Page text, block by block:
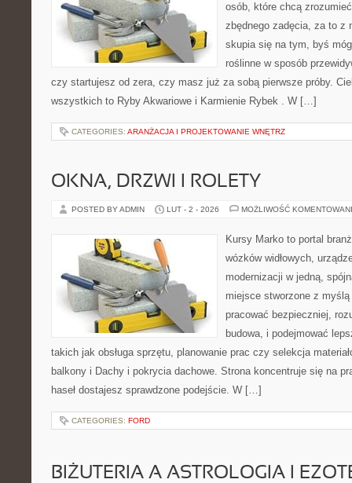
osób, które chcą
zbędnego zadęcia, za to z
skupia się na tym, byś
roślinne w sposób
czy startujesz od zera, czy masz już za sobą pierwsze próby.
wszystkich to Ryby Akwariowe i Karmienie Rybek . W […]
CATEGORIES: ARANŻACJA I PROJEKTOWANIE WNĘTRZ
OKNA, DRZWI I ROLETY
POSTED BY ADMIN LUT - 2 - 2026 MOŻLIWOŚĆ
Kursy Marko to portal
wózków widłowych,
modernizacji w jedną,
miejsce stworzone z
pracować bezpieczniej,
budowa, i podejmować
takich jak obsługa sprzętu, planowanie prac czy selekcja
balkony i Dachy i pokrycia dachowe. Strona koncentruje się na
haseł dostajesz sprawdzone podejście. W […]
CATEGORIES: FORD
BIŻUTERIA A ASTROLOGIA I